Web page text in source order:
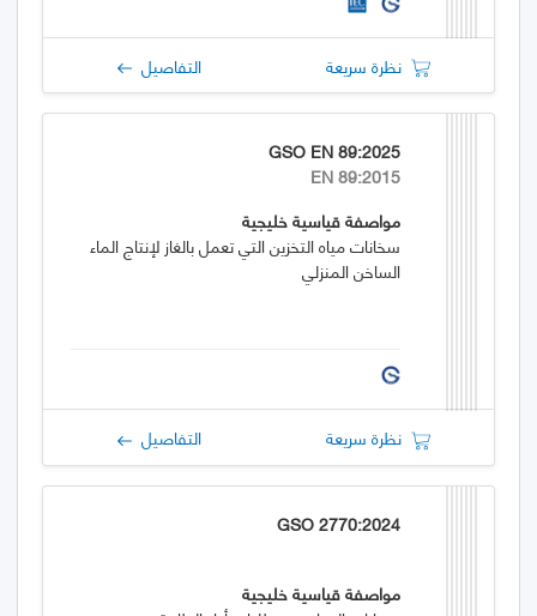
نظرة سريعة التفاصيل
GSO EN 89:2025
EN 89:2015
مواصفة قياسية خليجية
سخانات مياه التخزين التي تعمل بالغاز لإنتاج الماء
الساخن المنزلي
نظرة سريعة التفاصيل
GSO 2770:2024
مواصفة قياسية خليجية